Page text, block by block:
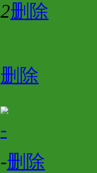
2删除
删除
-
-删除